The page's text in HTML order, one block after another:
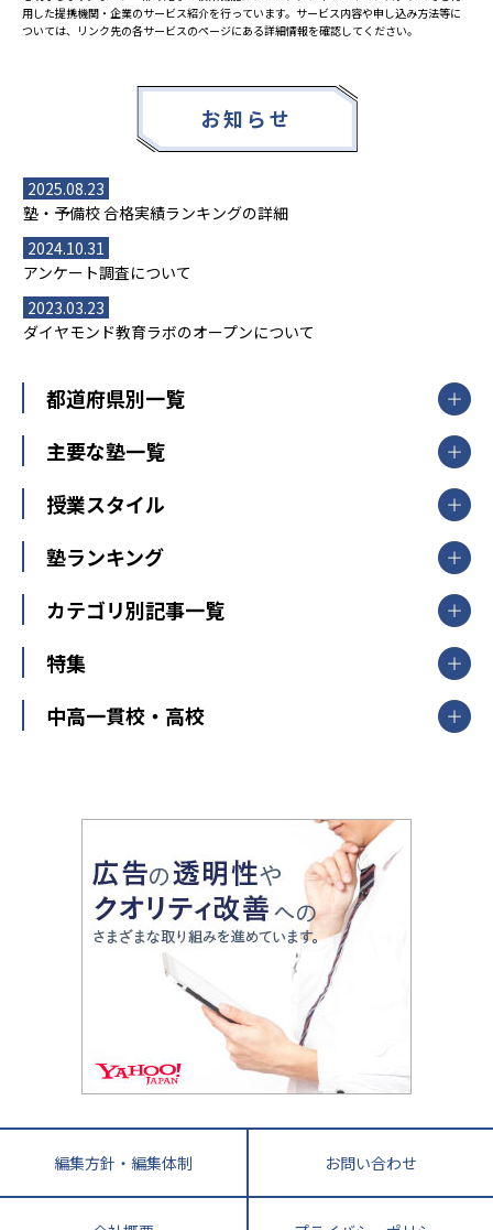
用した提携機関・企業のサービス紹介を行っています。サービス内容や申し込み方法等に
ついては、リンク先の各サービスのページにある詳細情報を確認してください。
お知らせ
2025.08.23
塾・予備校 合格実績ランキングの詳細
2024.10.31
アンケート調査について
2023.03.23
ダイヤモンド教育ラボのオープンについて
都道府県別一覧
北海道・東北
山形県
福島県
関東
東京都
神奈川県
茨城県
栃木県
群馬県
新潟県
中部
愛知県
静岡県
長野県
大阪府
兵庫県 京都府 奈良県
和歌山県
鳥取県
島根県 岡山県 広島県
香川県
高知県
長崎県 熊本県
鹿児島県 沖縄県
主要な塾一覧
【掲載塾一覧を見る】
東京個別指導学院
明光義塾
個別教室のトライ
武田塾
授業スタイル
個別指導
オンライン指導
塾ランキング
中学受験ランキング
カテゴリ別記事一覧
中学受験
大学受験
教育全般
大学受験塾の選び方
中学受験に熱心な市区町村ランキング
小学校受験
家庭教師
特集
開成番長直伝！子どもの受験を成功させる方法
運動と遊びを考える
情報Ⅰ、数学が苦手な人注目！最短距離の学力
アップ法
悩み多き「大学受験」相談室
英語・英会話・英検対策
小学校教師が解説！中学受験のリアル
教育ジャーナリストが徹底解説！ 大学受験の羅
中高一貫校・高校
大学入試改革
ママテクエグザム
進化する中高一貫校・高校
編集方針・編集体制 お問い合わせ